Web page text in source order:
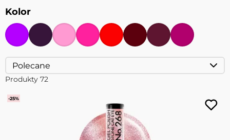
Kolor
Produkty 72
-25%